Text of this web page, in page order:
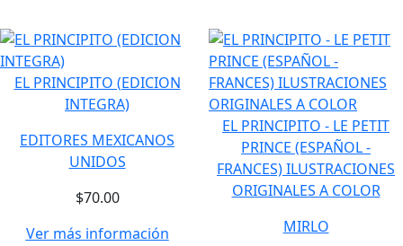
EL PRINCIPITO (EDICION
INTEGRA)
EDITORES MEXICANOS
UNIDOS
$70.00
Ver más información
EL PRINCIPITO - LE PETIT
PRINCE (ESPAÑOL -
FRANCES) ILUSTRACIONES
ORIGINALES A COLOR
MIRLO